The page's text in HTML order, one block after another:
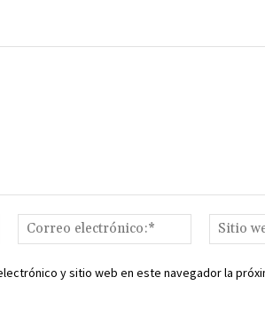
Nombre:*
Correo
electrónico:*
y sitio web en este navegador la